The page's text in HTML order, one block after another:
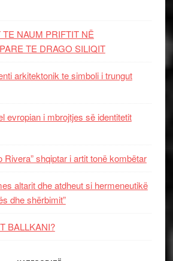
NAUM PRIFTIT NË
TE DRAGO SILIQIT
arkitektonik te simboli i trungut
evropian i mbrojtjes së identitetit
Rivera” shqiptar i artit tonë kombëtar
altarit dhe atdheut si hermeneutikë
dhe shërbimit”
BALLKANI?